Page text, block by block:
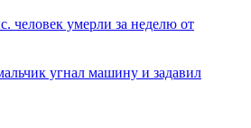
человек умерли за неделю от
угнал машину и задавил